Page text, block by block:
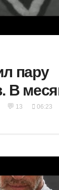
пару
В
💬 13 06:23